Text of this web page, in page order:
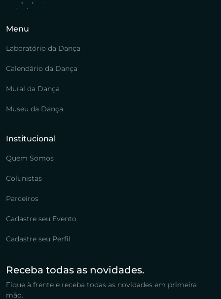
Menu
Laboratório da Dança
Calendário da Dança
Mural da Dança
Museu da Dança
Institucional
Quem Somos
Colunistas
Parceiros
Cadastre seu Evento
Cadastre seu Perfil
Receba todas as novidades.
Fique à frente e receba todas as novidades em primeira
mão.